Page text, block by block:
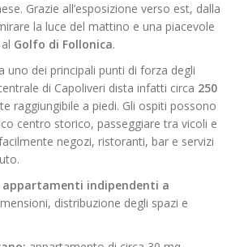
Grazie all’esposizione verso est, dalla
la luce del mattino e una piacevole
Golfo di Follonica.
uno dei principali punti di forza degli
di Capoliveri dista infatti circa 250
raggiungibile a piedi. Gli ospiti possono
centro storico, passeggiare tra vicoli e
negozi, ristoranti, bar e servizi
appartamenti indipendenti a
distribuzione degli spazi e